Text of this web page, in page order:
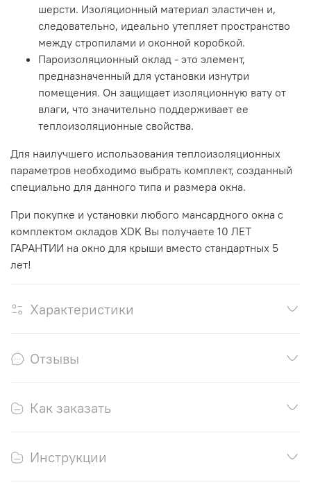
шерсти. Изоляционный материал эластичен и,
следовательно, идеально утепляет пространство
между стропилами и оконной коробкой.
Пароизоляционный оклад - это элемент,
предназначенный для установки изнутри
помещения. Он защищает изоляционную вату от
влаги, что значительно поддерживает ее
теплоизоляционные свойства.
Для наилучшего использования теплоизоляционных
параметров необходимо выбрать комплект, созданный
специально для данного типа и размера окна.
При покупке и установки любого мансардного окна с
комплектом окладов XDK Вы получаете 10 ЛЕТ
ГАРАНТИИ на окно для крыши вместо стандартных 5
лет!
Характеристики
Отзывы
Как заказать
Инструкции